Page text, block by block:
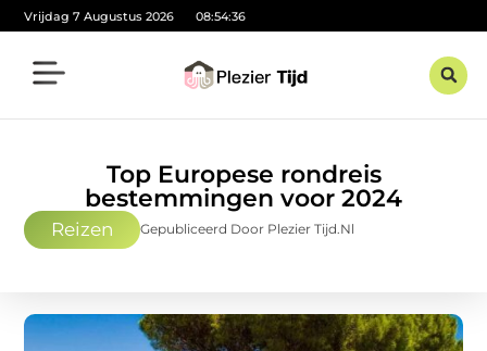
Vrijdag 7 Augustus 2026 08:54:38
Top Europese rondreis
bestemmingen voor 2024
Reizen Gepubliceerd Door Plezier Tijd.nl